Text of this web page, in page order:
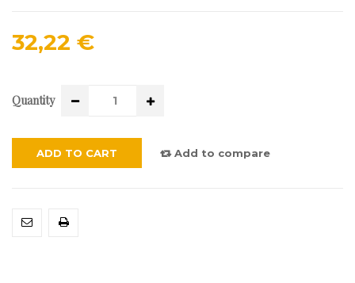
32,22 €
Quantity
ADD TO CART Add to compare